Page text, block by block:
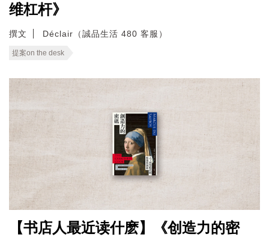
维杠杆》
撰文 Déclair（誠品生活 480 客服）
提案on the desk
【书店人最近读什麽】《创造力的密